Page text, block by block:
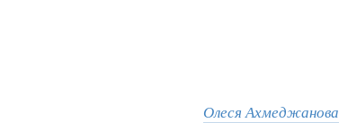
Олеся Ахмеджанова